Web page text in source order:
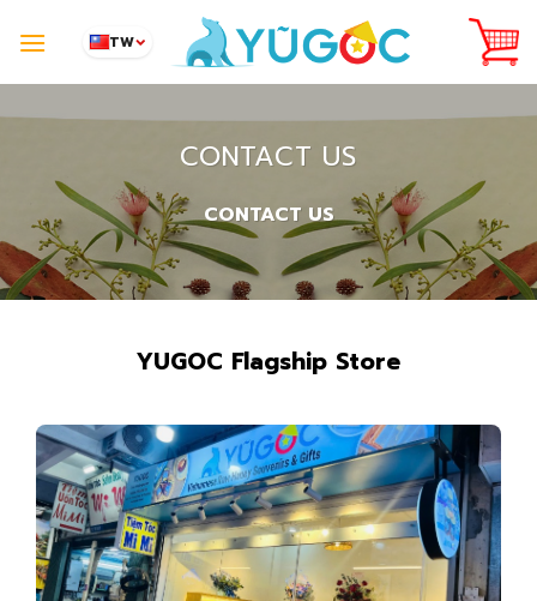
TW
CONTACT US
CONTACT US
YUGOC Flagship Store